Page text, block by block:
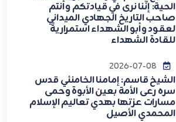
الحية: إنَّنا نرى في قيادتكم وأنتم
صاحب التاريخ الجهادي الميداني
لعقود وأبو الشهداء استمراريةً
للقادة الشهداء
الشيخ قاسم: إمامنا الخامنئي قدس
سره رعى الأمة بعين الأبوة وحمى
مسارات عزتها بهدي تعاليم الإسلام
المحمدي الأصيل